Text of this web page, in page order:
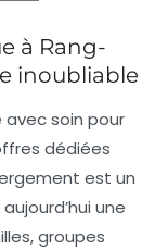
à Rang-
inoubliable
avec soin pour
dédiées
est un
une
groupes